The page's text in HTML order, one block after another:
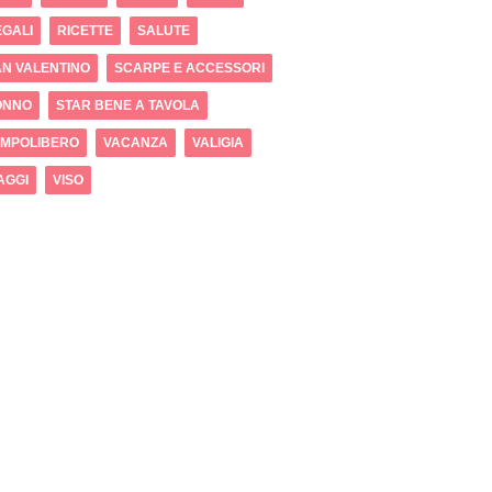
RICETTE SALUTE
VALENTINO SCARPE E ACCESSORI
STAR BENE A TAVOLA
VACANZA VALIGIA
VISO